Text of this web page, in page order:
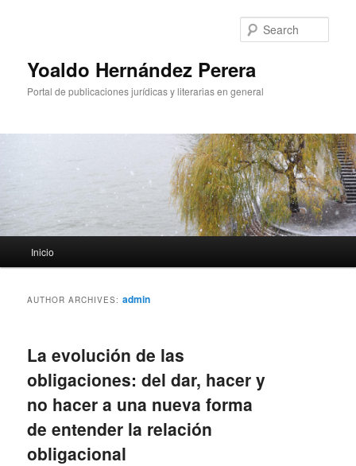
Yoaldo Hernández Perera
Portal de publicaciones jurídicas y literarias en general
Skip to primary content
Skip to secondary content
Inicio
AUTHOR ARCHIVES:admin
La evolución de las
obligaciones: del dar, hacer y
no hacer a una nueva forma
de entender la relación
obligacional